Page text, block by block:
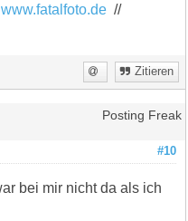
www.fatalfoto.de //
Zitieren
Posting Freak
#10
bei mir nicht da als ich